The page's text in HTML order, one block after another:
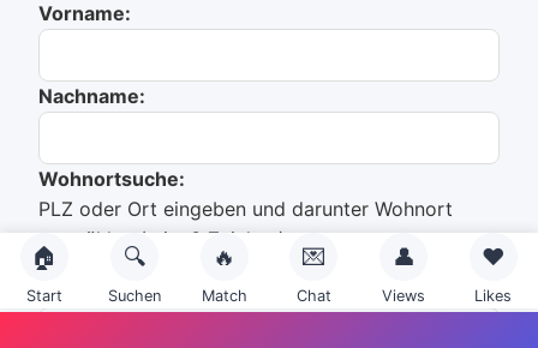
Vorname:
Nachname:
Wohnortsuche:
PLZ oder Ort eingeben und darunter Wohnort
auswählen (min. 3 Zeichen).
🏠
Start
🔍
Suchen
🔥
Match
💌
Chat
👤
Views
❤️
Likes